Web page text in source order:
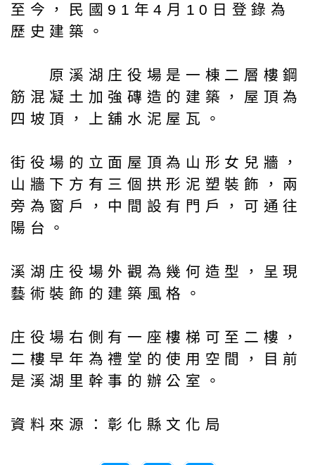
至今，民國91年4月10日登錄為
歷史建築。
原溪湖庄役場是一棟二層樓鋼
筋混凝土加強磚造的建築，屋頂為
四坡頂，上舖水泥屋瓦。
街役場的立面屋頂為山形女兒牆，
山牆下方有三個拱形泥塑裝飾，兩
旁為窗戶，中間設有門戶，可通往
陽台。
溪湖庄役場外觀為幾何造型，呈現
藝術裝飾的建築風格。
庄役場右側有一座樓梯可至二樓，
二樓早年為禮堂的使用空間，目前
是溪湖里幹事的辦公室。
資料來源：彰化縣文化局